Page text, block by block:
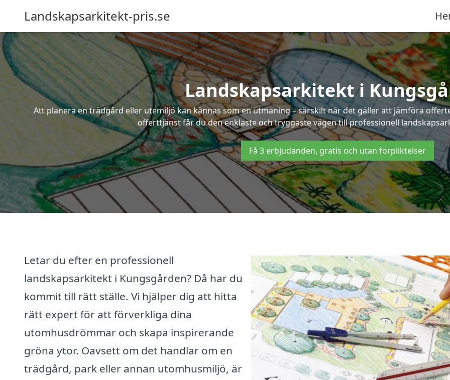
Landskapsarkitekt-pris.se
Landskapsarkitekt i
Att planera en trädgård eller utemiljö kan kännas som en utmaning – särskilt när det gäller att jämföra
offerttjänst får du den enklaste och tryggaste vägen till professionell
Få 3 erbjudanden, gratis och utan förpliktelser
Letar du efter en professionell
landskapsarkitekt i Kungsgården? Då har du
kommit till rätt ställe. Vi hjälper dig att hitta
rätt expert för att förverkliga dina
utomhusdrömmar och skapa inspirerande
gröna ytor. Oavsett om det handlar om en
trädgård, park eller annan utomhusmiljö, är